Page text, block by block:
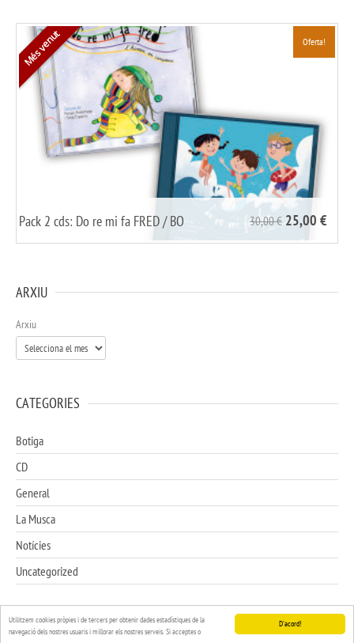
D'acord!
Utilitzem cookies pròpies i de tercers per obtenir dades estadístiques de la
navegació dels nostres usuaris i millorar els nostres serveis. Si acceptes o
Oferta!
Més venut
Pack 2 cds: Do re mi fa FRED / BO 30,00 € 25,00 €
/share it
ARXIU
Arxiu
CATEGORIES
Botiga
CD
General
La Musca
Notícies
Uncategorized